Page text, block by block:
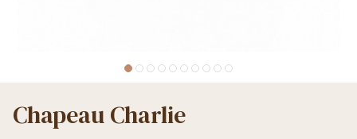
Chapeau Charlie